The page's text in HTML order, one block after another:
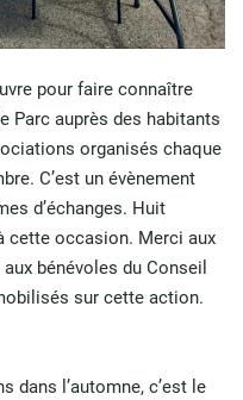
pour faire connaître
Parc auprès des habitants
organisés chaque
C’est un évènement
d’échanges. Huit
cette occasion. Merci aux
bénévoles du Conseil
sur cette action.
dans l’automne, c’est le